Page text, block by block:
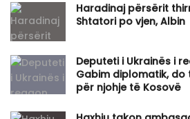
Haradinaj përsërit
Shtatori po vjen, Albin
​Deputeti i Ukrainës i
Gabim diplomatik,
për njohje të Kosovë